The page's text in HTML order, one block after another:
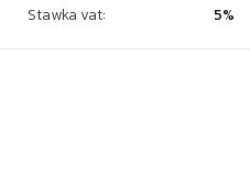
Stawka vat: 5%